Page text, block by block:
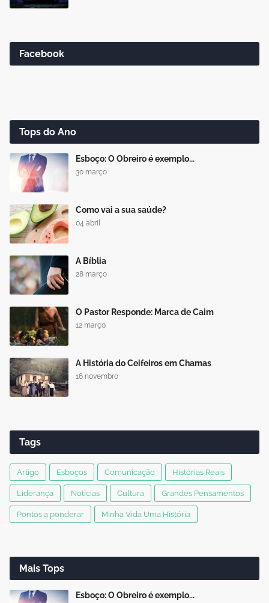
Facebook
Tops do Ano
Esboço: O Obreiro é exemplo...
30 março
Como vai a sua saúde?
04 abril
A Bíblia
28 março
O Pastor Responde: Marca de Caim
12 março
A História do Ceifeiros em Chamas
16 novembro
Tags
Artigo Esboços Comunicação Histórias Reais
Liderança Notícias Cultura Grandes Pensamentos
Pontos a ponderar Minha Vida Uma História
Mais Tops
Esboço: O Obreiro é exemplo...